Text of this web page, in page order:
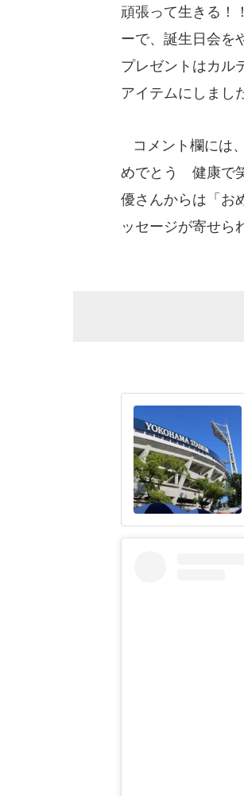
頑張って生きる！
ーで、誕生日会を
プレゼントはカル
アイテムにしまし
コメント欄には
めでとう 健康で
優さんからは「お
ッセージが寄せら